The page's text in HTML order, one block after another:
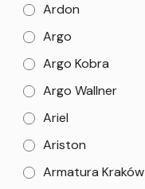
Ardon
Argo
Argo Kobra
Argo Wallner
Ariel
Ariston
Armatura Kraków